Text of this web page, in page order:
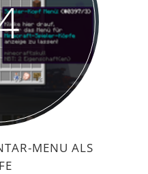
MENU ALS